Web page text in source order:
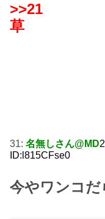
>>21
草
31: 名無しさん@MD
ID:l815CFse0
今やワンコ